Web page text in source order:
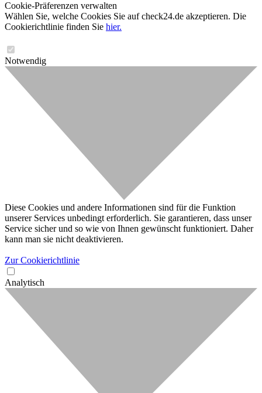
Cookie-Präferenzen verwalten
Wählen Sie, welche Cookies Sie auf check24.de akzeptieren. Die
Cookierichtlinie finden Sie hier.
Notwendig
Diese Cookies und andere Informationen sind für die Funktion
unserer Services unbedingt erforderlich. Sie garantieren, dass unser
Service sicher und so wie von Ihnen gewünscht funktioniert. Daher
kann man sie nicht deaktivieren.
Zur Cookierichtlinie
Analytisch